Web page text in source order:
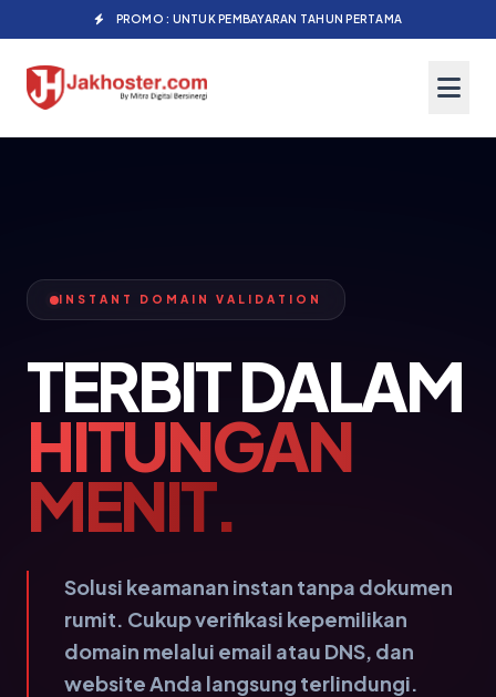
PROMO : UNTUK PEMBAYARAN TAHUN PERTAMA
INSTANT DOMAIN VALIDATION
TERBIT DALAM
HITUNGAN
MENIT.
Solusi keamanan instan tanpa dokumen
rumit. Cukup verifikasi kepemilikan
domain melalui email atau DNS, dan
website Anda langsung terlindungi.